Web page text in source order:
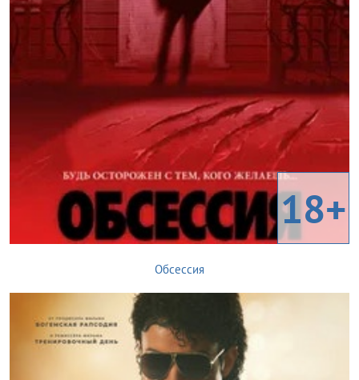
18+
Обсессия